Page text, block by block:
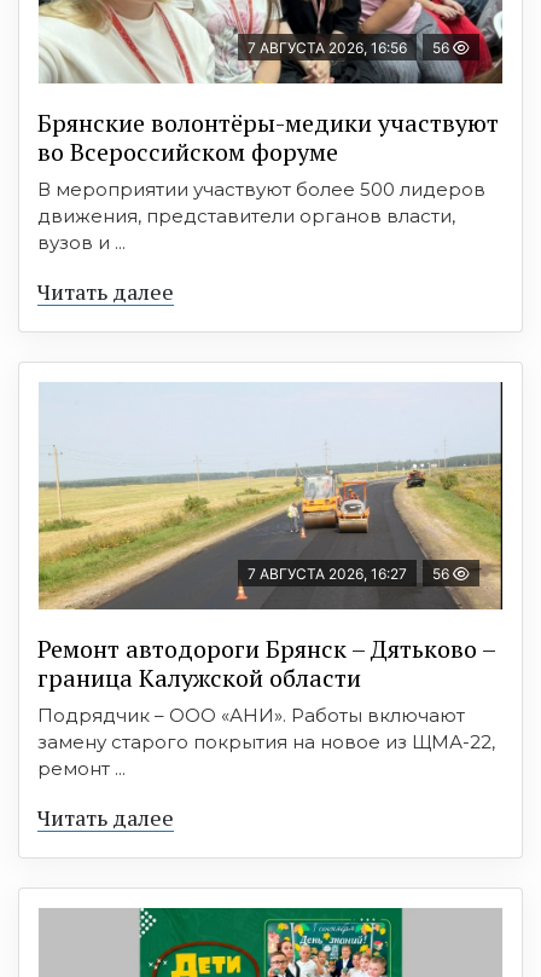
7 АВГУСТА 2026, 16:56 56
Брянские волонтёры-медики участвуют
во Всероссийском форуме
В мероприятии участвуют более 500 лидеров
движения, представители органов власти,
вузов и ...
Читать далее
7 АВГУСТА 2026, 16:27 56
Ремонт автодороги Брянск – Дятьково –
граница Калужской области
Подрядчик – ООО «АНИ». Работы включают
замену старого покрытия на новое из ЩМА-22,
ремонт ...
Читать далее